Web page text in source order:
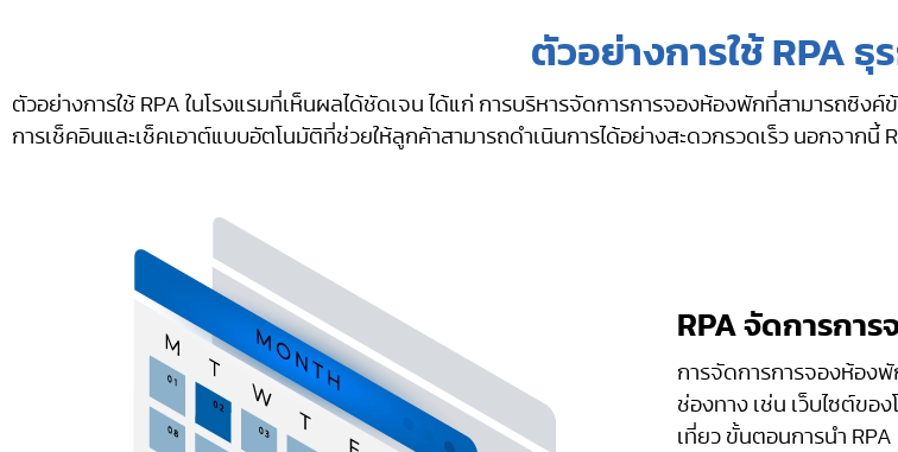
ตัวอย่างการใช้ RPA ธุ
ตัวอย่างการใช้ RPA ในโรงแรมที่เห็นผลได้ชัดเจน ได้แก่ การบริหารจัดการการจองห้องพักที่สามารถ
การเช็คอินและเช็คเอาต์แบบอัตโนมัติที่ช่วยให้ลูกค้าสามารถดำเนินการได้อย่างสะดวกรวดเร็ว นอกจาก
RPA จัดการกา
การจัดการการจองห้อง
ช่องทาง เช่น เว็บไซต์ข
เที่ยว ขั้นตอนการนำ